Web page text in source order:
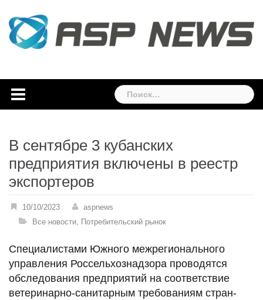
content
Найти:
В сентябре 3 кубанских
предприятия включены в реестр
экспортеров
10/10/2023
aspnews
Все новости, Потребительский рынок
Специалистами Южного межрегионального
управления Россельхознадзора проводятся
обследования предприятий на соответствие
ветеринарно-санитарным требованиям стран-